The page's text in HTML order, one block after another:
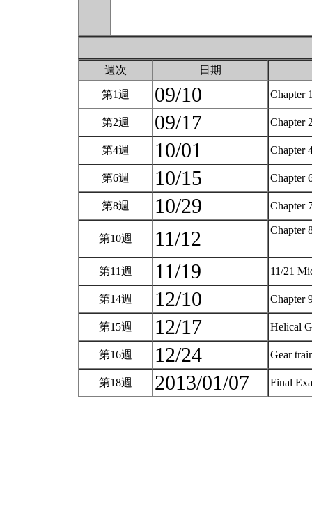
週次 日期
第1週 09/10 Chapter
第2週 09/17 Chapter
第4週 10/01 Chapter
第6週 10/15 Chapter
第8週 10/29 Chapter
第10週 11/12 Chapter
第11週 11/19 11/21
第14週 12/10 Chapter
第15週 12/17 Helical
第16週 12/24 Gear
第18週 2013/01/07 Final